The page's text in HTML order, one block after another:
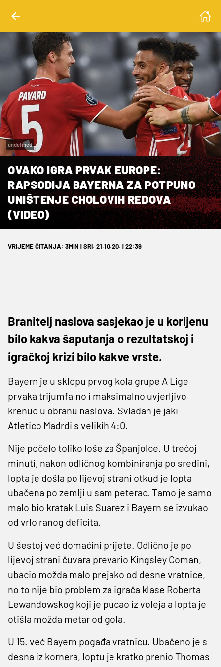
undefined
OVAKO IGRA PRVAK EUROPE:
RAPSODIJA BAYERNA ZA POTPUNO
UNIŠTENJE CHOLOVIH REDOVA
(VIDEO)
VRIJEME ČITANJA: 3MIN | SRI. 21.10.20. | 22:39
Branitelj naslova sasjekao je u korijenu
bilo kakva šaputanja o rezultatskoj i
igračkoj krizi bilo kakve vrste.
Bayern je u sklopu prvog kola grupe A Lige
prvaka trijumfalno i maksimalno uvjerljivo
krenuo u obranu naslova. Svladan je jaki
Atletico Madrdi s velikih 4:0.
Nije počelo toliko loše za Španjolce. U trećoj
minuti, nakon odličnog kombiniranja po sredini,
lopta je došla po lijevoj strani otkud je lopta
ubačena po zemlji u sam peterac. Tamo je samo
malo bio kratak Luis Suarez i Bayern se izvukao
od vrlo ranog deficita.
U šestoj već domaćini prijete. Odlično je po
lijevoj strani čuvara prevario Kingsley Coman,
ubacio možda malo prejako od desne vratnice,
no to nije bio problem za igrača klase Roberta
Lewandowskog koji je pucao iz voleja a lopta je
otišla možda metar od gola.
U 15. već Bayern pogađa vratnicu. Ubačeno je s
desna iz kornera, loptu je kratko prenio Thomas